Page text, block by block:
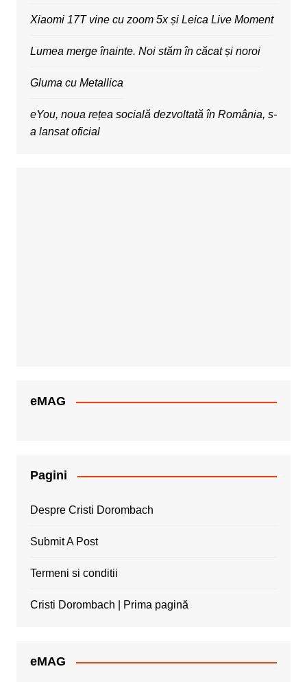
Xiaomi 17T vine cu zoom 5x și Leica Live Moment
Lumea merge înainte. Noi stăm în căcat și noroi
Gluma cu Metallica
eYou, noua rețea socială dezvoltată în România, s-
a lansat oficial
eMAG
Pagini
Despre Cristi Dorombach
Submit A Post
Termeni si conditii
Cristi Dorombach | Prima pagină
eMAG